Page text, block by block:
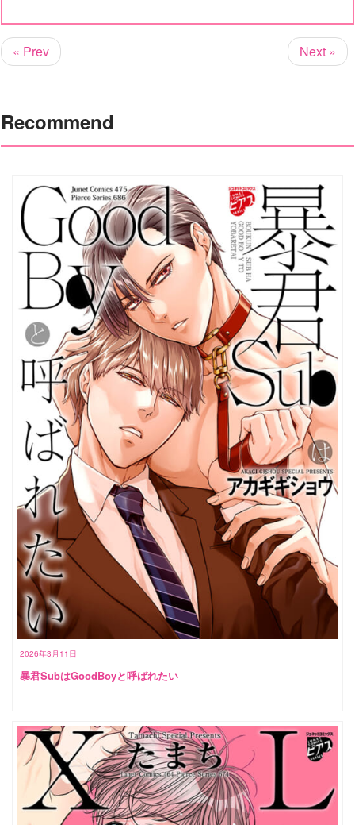
« Prev Next »
Recommend
2026年3月11日
暴君SubはGoodBoyと呼ばれたい